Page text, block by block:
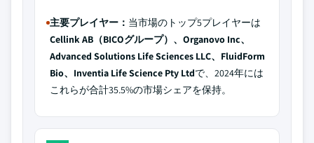
主要プレイヤー： 当市場のトップ5プレイヤーは
Cellink AB（BICOグループ）、Organovo Inc、
Advanced Solutions Life Sciences LLC、FluidForm
Bio、Inventia Life Science Pty Ltdで、2024年には
これらが合計35.5%の市場シェアを保持。